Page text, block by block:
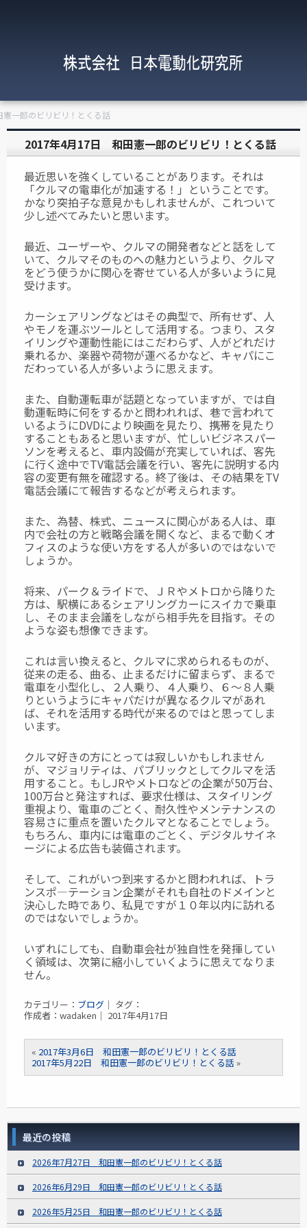
一郎のビリビリ！とくる話
2017年4月17日 和田憲一郎のビリビリ！とくる話
最近思いを強くしていることがあります。それは
「クルマの電車化が加速する！」 ということです。
かなり突拍子な意見かもしれませんが、これついて
少し述べてみたいと思います。
最近、ユーザーや、クルマの開発者などと話をして
いて、クルマそのものへの魅力というより、クルマ
をどう使うかに関心を寄せている人が多いように見
受けます。
カーシェアリングなどはその典型で、所有せず、人
やモノを運ぶツールとして活用する。つまり、スタ
イリングや運動性能にはこだわらず、人がどれだけ
乗れるか、 楽器や荷物が運べるかなど、キャパにこ
だわっている人が多いように思えます。
また、自動運転車が話題となっていますが、では自
動運転時に何をするかと問われれば、 巷で言われて
いるようにDVDにより映画を見たり、携帯を見たり
することもあると思いますが、忙しいビジネスパー
ソンを考えると、車内設備が充実していれば、 客先
に行く途中でTV電話会議を行い、客先に説明する内
容の変更有無を確認する。 終了後は、その結果をTV
電話会議にて報告するなどが考えられます。
また、為替、株式、ニュースに関心がある人は、車
内で会社の方と戦略会議を開くなど、 まるで動くオ
フィスのような使い方をする人が多いのではないで
しょうか。
将来、パーク＆ライドで、ＪＲやメトロから降りた
方は、駅横にあるシェアリングカーにスイカで乗車
し、そのまま会議をしながら相手先を目指す。その
ような姿も想像できます。
これは言い換えると、クルマに求められるものが、
従来の走る、曲る、止まるだけに留まらず、まるで
電車を小型化し、２人乗り、４人乗り、６～８人乗
りというようにキャパだけが異なるクルマがあれ
ば、それを活用する時代が来るのではと思ってしま
います。
クルマ好きの方にとっては寂しいかもしれません
が、マジョリティは、パブリックとしてクルマを活
用すること。もしJRやメトロなどの企業が50万台、
100万台と発注すれば、 要求仕様は、スタイリング
重視より、電車のごとく、耐久性やメンテナンスの
容易さに重点を置いたクルマとなることでしょう。
もちろん、車内には電車のごとく、デジタルサイネ
ージによる広告も装備されます。
そして、これがいつ到来するかと問われれば、トラ
ンスポ―テーション企業がそれも自社の ドメインと
決心した時であり、私見ですが１０年以内に訪れる
のではないでしょうか。
いずれにしても、自動車会社が独自性を発揮してい
く領域は、次第に縮小していくように思えてなりま
せん。
カテゴリー： ブログ ｜ タグ：
作成者：wadaken｜ 2017年4月17日
« 2017年3月6日 和田憲一郎のビリビリ！とくる話
2017年5月22日 和田憲一郎のビリビリ！とくる話 »
最近の投稿
2026年7月27日 和田憲一郎のビリビリ！とくる話
2026年6月29日 和田憲一郎のビリビリ！とくる話
2026年5月25日 和田憲一郎のビリビリ！とくる話